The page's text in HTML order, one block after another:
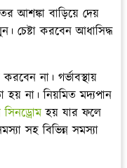
আশঙ্কা বাড়িয়ে দেয়
চেষ্টা করবেন আধাসিদ্ধ
না। গর্ভাবস্থায়
না। নিয়মিত মদ্যপান
হয় যার ফলে
সহ বিভিন্ন সমস্যা